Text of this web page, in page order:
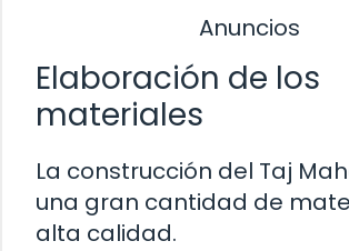
Anuncios
Elaboración de los
materiales
La construcción del Taj
una gran cantidad de
alta calidad.